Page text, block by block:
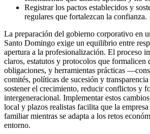
Registrar los pactos establecidos y
regulares que fortalezcan la confianza.
La preparación del gobierno corporativo en
Santo Domingo exige un equilibrio entre
apertura a la profesionalización. El proceso
claros, estatutos y protocolos que formalicen
obligaciones, y herramientas prácticas
comités, políticas de sucesión y
sostener el crecimiento, reducir conflictos y
intergeneracional. Implementar estos
local y plazos realistas facilita que la
familiar mientras se adapta a los retos
entorno.